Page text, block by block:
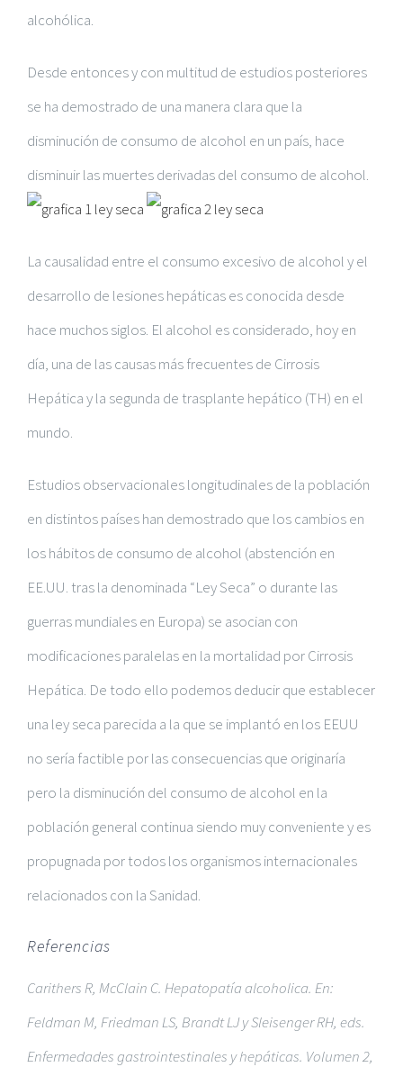
alcohólica.
Desde entonces y con multitud de estudios posteriores
se ha demostrado de una manera clara que la
disminución de consumo de alcohol en un país, hace
disminuir las muertes derivadas del consumo de alcohol.
La causalidad entre el consumo excesivo de alcohol y el
desarrollo de lesiones hepáticas es conocida desde
hace muchos siglos. El alcohol es considerado, hoy en
día, una de las causas más frecuentes de Cirrosis
Hepática y la segunda de trasplante hepático (TH) en el
mundo.
Estudios observacionales longitudinales de la población
en distintos países han demostrado que los cambios en
los hábitos de consumo de alcohol (abstención en
EE.UU. tras la denominada “Ley Seca” o durante las
guerras mundiales en Europa) se asocian con
modificaciones paralelas en la mortalidad por Cirrosis
Hepática. De todo ello podemos deducir que establecer
una ley seca parecida a la que se implantó en los EEUU
no sería factible por las consecuencias que originaría
pero la disminución del consumo de alcohol en la
población general continua siendo muy conveniente y es
propugnada por todos los organismos internacionales
relacionados con la Sanidad.
Referencias
Carithers R, McClain C. Hepatopatía alcoholica. En:
Feldman M, Friedman LS, Brandt LJ y Sleisenger RH, eds.
Enfermedades gastrointestinales y hepáticas. Volumen 2,